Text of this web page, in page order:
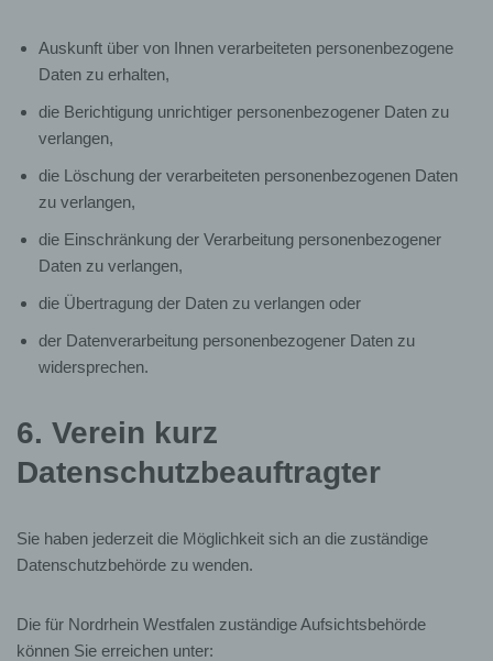
Auskunft über von Ihnen verarbeiteten personenbezogene
Daten zu erhalten,
die Berichtigung unrichtiger personenbezogener Daten zu
verlangen,
die Löschung der verarbeiteten personenbezogenen Daten
zu verlangen,
die Einschränkung der Verarbeitung personenbezogener
Daten zu verlangen,
die Übertragung der Daten zu verlangen oder
der Datenverarbeitung personenbezogener Daten zu
widersprechen.
6. Verein kurz
Datenschutzbeauftragter
Sie haben jederzeit die Möglichkeit sich an die zuständige
Datenschutzbehörde zu wenden.
Die für Nordrhein Westfalen zuständige Aufsichtsbehörde
können Sie erreichen unter:
Landesverbände
derKKDpersonenbezogene Daten, die Sie selbst
zur Verfügung gestellt haben oder die im
anfallen. Es handelt sich hierbei um folgende
Datenkategorien:
Mitgliedsnummer
Personendaten
Nationalität
Kommunikationsdaten
Geburtsdatum
Mitgliedsstatus